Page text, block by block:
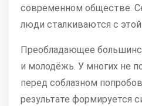
современном обществе.
люди сталкиваются с этой
Преобладающее
и молодёжь. У многих не
перед соблазном
результате формируется